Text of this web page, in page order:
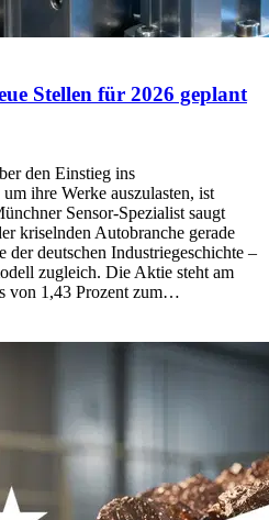
Stellen für 2026 geplant
den Einstieg ins
ihre Werke auszulasten, ist
Sensor-Spezialist saugt
kriselnden Autobranche gerade
deutschen Industriegeschichte –
zugleich. Die Aktie steht am
von 1,43 Prozent zum…